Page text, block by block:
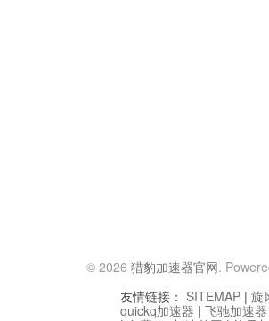
© 2026 猎豹加速器官网.
友情链接： SITEMAP | 旋
quickq加速器 | 飞驰加速器